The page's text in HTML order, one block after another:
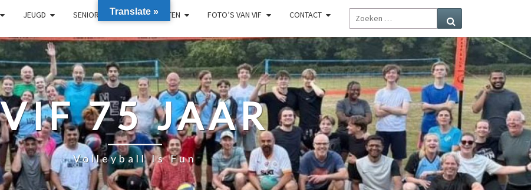
JEUGD SENIOREN RECREANTEN FOTO’S VAN VIF CONTACT
ZOEKEN
NAAR:
VIF 75 JAAR
Volleyball Is Fun
Translate »